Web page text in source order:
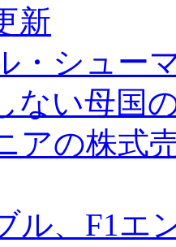
新
・シュー
ない母国
アの株式
ル、F1エ